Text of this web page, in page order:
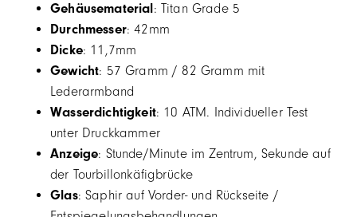
Gehäusematerial: Titan Grade 5
Durchmesser: 42mm
Dicke: 11,7mm
Gewicht: 57 Gramm / 82 Gramm mit
Lederarmband
Wasserdichtigkeit: 10 ATM. Individueller Test
unter Druckkammer
Anzeige: Stunde/Minute im Zentrum, Sekunde auf
der Tourbillonkäfigbrücke
Glas: Saphir auf Vorder- und Rückseite /